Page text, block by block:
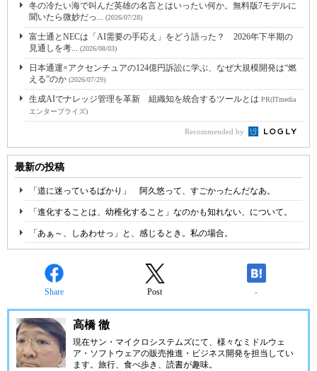
冬の冷たい海で叫んだ英雄の名言とはいったい何か。無料版7モデルに
聞いたら微妙だっ... (2026/07/28)
富士通とNECは「AI需要の手応え」をどう語った？ 2026年下半期の
見通しを考... (2026/08/03)
日本通運×アクセンチュアの124億円訴訟に学ぶ、なぜ大規模開発は“燃
える”のか (2026/07/29)
生成AIでナレッジ管理を革新 組織知を統合するツールとは PR(ITmedia
エンタープライズ)
Recommended by
最新の投稿
「道に迷っているばかり」 阿久悠って、すごかったんだなあ。
「進化することは、幼稚化すること」なのかも知れない、について。
「あぁ～、しあわせっ」と、感じるとき。私の場合。
Share Post -
高橋 徹
現在サン・マイクロシステムズにて、様々なミドルウェ
ア・ソフトウェアの販売推進・ビジネス開発を担当してい
ます。旅行、食べ歩き、読書が趣味。